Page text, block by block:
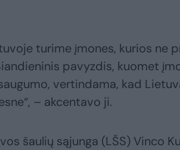
turime įmones, kurios ne
pavyzdis, kuomet
vertindama, kad
– akcentavo ji.
šaulių sąjunga (LŠS) Vinco